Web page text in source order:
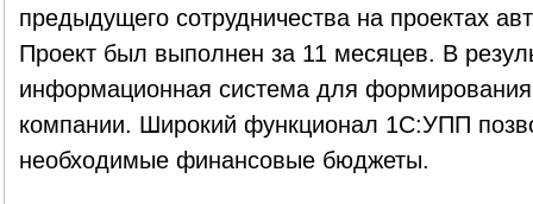
предыдущего сотрудничества на проектах
Проект был выполнен за 11 месяцев. В
информационная система для
компании. Широкий функционал 1С:УПП
необходимые финансовые бюджеты.